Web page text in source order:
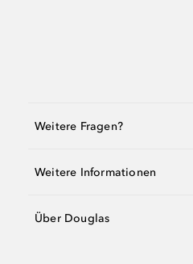
Weitere Fragen?
Weitere Informationen
Über Douglas